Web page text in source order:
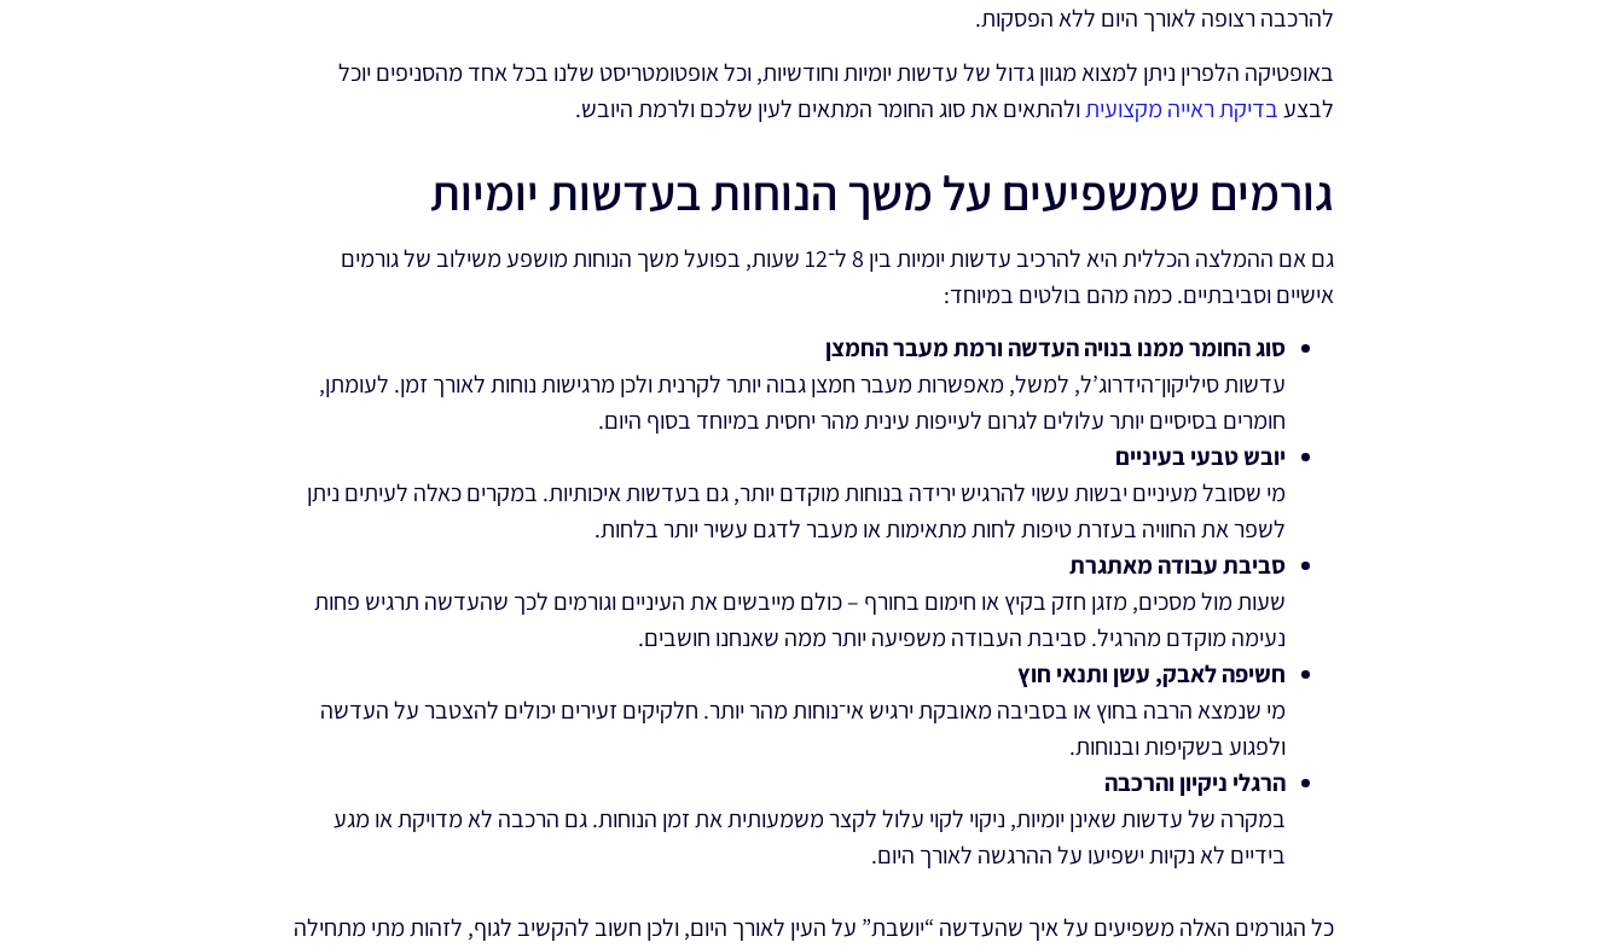
להרכבה רצופה לאורך היום ללא הפסקות.
באופטיקה הלפרין ניתן למצוא מגוון גדול של עדשות יומיות וחודשיות, וכל אופטומטריסט שלנו בכל אחד מהסניפים יוכל
לבצעבדיקת ראייה מקצועיתולהתאים את סוג החומר המתאים לעין שלכם ולרמת היובש.
גורמים שמשפיעים על משך הנוחות בעדשות יומיות
גם אם ההמלצה הכללית היא להרכיב עדשות יומיות בין 8 ל־12 שעות, בפועל משך הנוחות מושפע משילוב של גורמים
אישיים וסביבתיים. כמה מהם בולטים במיוחד:
סוג החומר ממנו בנויה העדשה ורמת מעבר החמצן
עדשות סיליקון־הידרוג’ל, למשל, מאפשרות מעבר חמצן גבוה יותר לקרנית ולכן מרגישות נוחות לאורך זמן. לעומתן,
חומרים בסיסיים יותר עלולים לגרום לעייפות עינית מהר יחסית במיוחד בסוף היום.
יובש טבעי בעיניים
מי שסובל מעיניים יבשות עשוי להרגיש ירידה בנוחות מוקדם יותר, גם בעדשות איכותיות. במקרים כאלה לעיתים ניתן
לשפר את החוויה בעזרת טיפות לחות מתאימות או מעבר לדגם עשיר יותר בלחות.
סביבת עבודה מאתגרת
שעות מול מסכים, מזגן חזק בקיץ או חימום בחורף – כולם מייבשים את העיניים וגורמים לכך שהעדשה תרגיש פחות
נעימה מוקדם מהרגיל. סביבת העבודה משפיעה יותר ממה שאנחנו חושבים.
חשיפה לאבק, עשן ותנאי חוץ
מי שנמצא הרבה בחוץ או בסביבה מאובקת ירגיש אי־נוחות מהר יותר. חלקיקים זעירים יכולים להצטבר על העדשה
ולפגוע בשקיפות ובנוחות.
הרגלי ניקיון והרכבה
במקרה של עדשות שאינן יומיות, ניקוי לקוי עלול לקצר משמעותית את זמן הנוחות. גם הרכבה לא מדויקת או מגע
בידיים לא נקיות ישפיעו על ההרגשה לאורך היום.
כל הגורמים האלה משפיעים על איך שהעדשה “יושבת” על העין לאורך היום, ולכן חשוב להקשיב לגוף, לזהות מתי מתחילה